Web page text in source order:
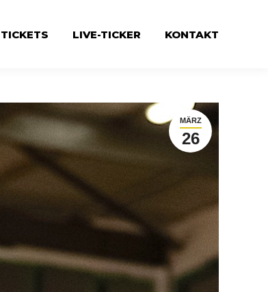
TICKETS LIVE-TICKER KONTAKT
MÄRZ
26